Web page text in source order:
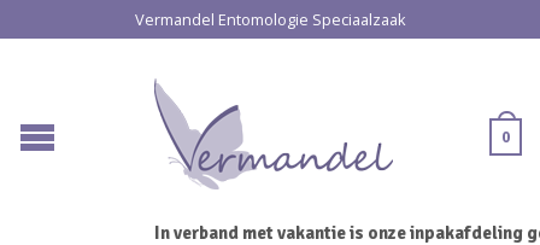
Vermandel Entomologie Speciaalzaak
0
In verband met vakantie is onze inpakafdeling